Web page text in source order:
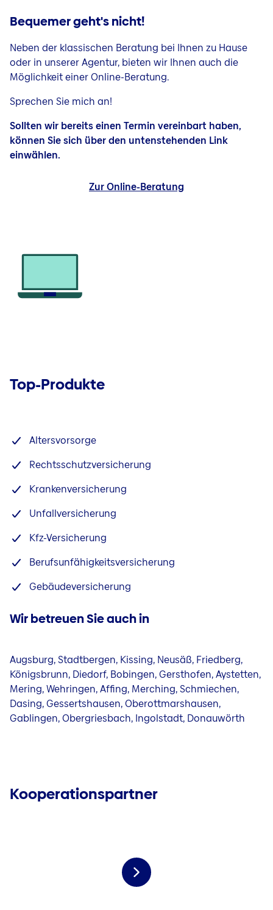
Bequemer geht's nicht!
Neben der klassischen Beratung bei Ihnen zu Hause
oder in unserer Agentur, bieten wir Ihnen auch die
Möglichkeit einer Online-Beratung.
Sprechen Sie mich an!
Sollten wir bereits einen Termin vereinbart haben,
können Sie sich über den untenstehenden Link
einwählen.
Zur Online-Beratung
Top-Produkte
Altersvorsorge
Rechtsschutzversicherung
Krankenversicherung
Unfallversicherung
Kfz-Versicherung
Berufsunfähigkeitsversicherung
Gebäudeversicherung
Wir betreuen Sie auch in
Augsburg, Stadtbergen, Kissing, Neusäß, Friedberg,
Königsbrunn, Diedorf, Bobingen, Gersthofen, Aystetten,
Mering, Wehringen, Affing, Merching, Schmiechen,
Dasing, Gessertshausen, Oberottmarshausen,
Gablingen, Obergriesbach, Ingolstadt, Donauwörth
Kooperationspartner